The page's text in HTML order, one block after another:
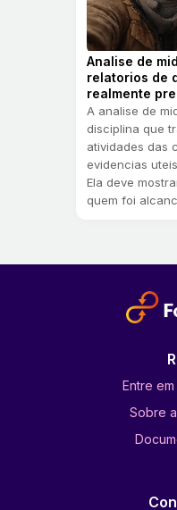
Analise de
relatorios de
realmente
A analise de
disciplina que
atividades das
evidencias
Ela deve
quem foi
Entre
Sobre